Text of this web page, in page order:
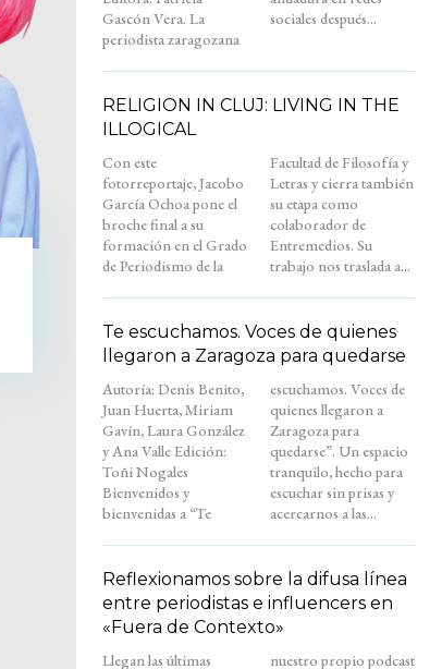
Gascón Vera. La
periodista zaragozana
sociales después...
RELIGION IN CLUJ: LIVING IN THE
ILLOGICAL
Con este
fotorreportaje, Jacobo
García Ochoa pone el
broche final a su
formación en el Grado
de Periodismo de la
Facultad de Filosofía y
Letras y cierra también
su etapa como
colaborador de
Entremedios. Su
trabajo nos traslada a...
Te escuchamos. Voces de quienes
llegaron a Zaragoza para quedarse
Autoría: Denis Benito,
Juan Huerta, Miriam
Gavín, Laura González
y Ana Valle Edición:
Toñi Nogales
Bienvenidos y
bienvenidas a “Te
escuchamos. Voces de
quienes llegaron a
Zaragoza para
quedarse”. Un espacio
tranquilo, hecho para
escuchar sin prisas y
acercarnos a las...
Reflexionamos sobre la difusa línea
entre periodistas e influencers en
«Fuera de Contexto»
Llegan las últimas
nuestro propio podcast